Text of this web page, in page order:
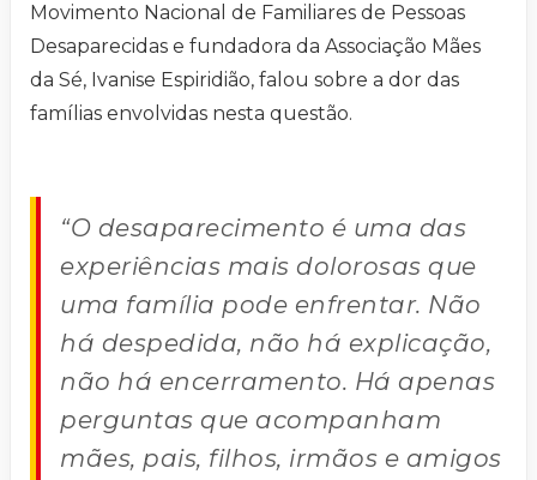
Movimento Nacional de Familiares de Pessoas
Desaparecidas e fundadora da Associação Mães
da Sé, Ivanise Espiridião, falou sobre a dor das
famílias envolvidas nesta questão.
“O desaparecimento é uma das
experiências mais dolorosas que
uma família pode enfrentar. Não
há despedida, não há explicação,
não há encerramento. Há apenas
perguntas que acompanham
mães, pais, filhos, irmãos e amigos